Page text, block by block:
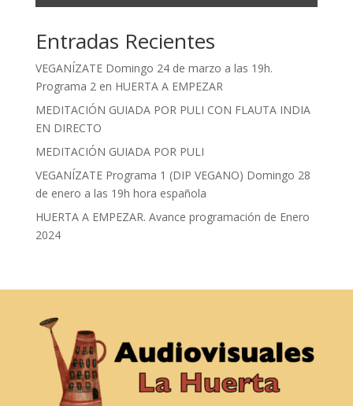
Entradas Recientes
VEGANÍZATE Domingo 24 de marzo a las 19h.
Programa 2 en HUERTA A EMPEZAR
MEDITACIÓN GUIADA POR PULI CON FLAUTA INDIA
EN DIRECTO
MEDITACIÓN GUIADA POR PULI
VEGANÍZATE Programa 1 (DIP VEGANO) Domingo 28
de enero a las 19h hora española
HUERTA A EMPEZAR. Avance programación de Enero
2024